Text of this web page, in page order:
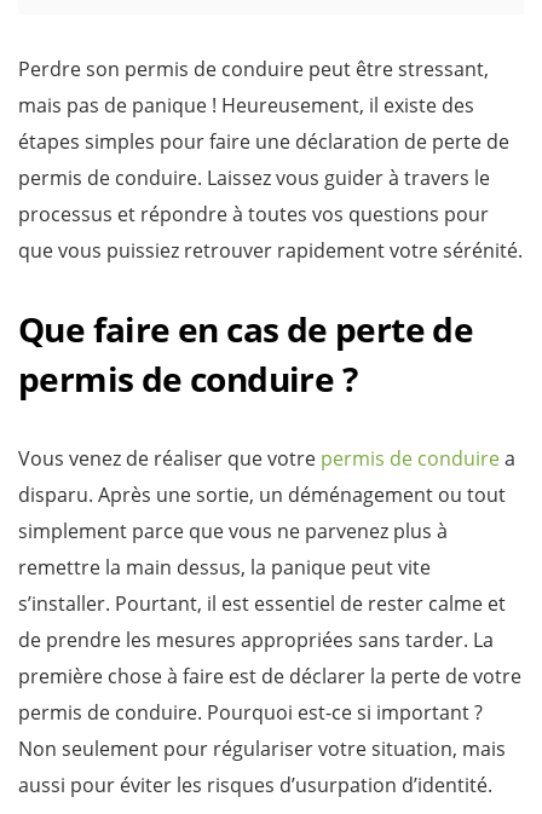
Perdre son permis de conduire peut être stressant,
mais pas de panique ! Heureusement, il existe des
étapes simples pour faire une déclaration de perte de
permis de conduire. Laissez vous guider à travers le
processus et répondre à toutes vos questions pour
que vous puissiez retrouver rapidement votre sérénité.
Que faire en cas de perte de
permis de conduire ?
Vous venez de réaliser que votre permis de conduirea
disparu. Après une sortie, un déménagement ou tout
simplement parce que vous ne parvenez plus à
remettre la main dessus, la panique peut vite
s’installer. Pourtant, il est essentiel de rester calme et
de prendre les mesures appropriées sans tarder. La
première chose à faire est de déclarer la perte de votre
permis de conduire. Pourquoi est-ce si important ?
Non seulement pour régulariser votre situation, mais
aussi pour éviter les risques d’usurpation d’identité.